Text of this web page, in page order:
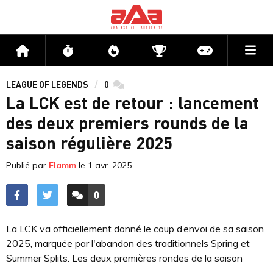
Accueil Flux Directs CompétitionsActu jeux
LEAGUE OF LEGENDS 0 commentaires
La LCK est de retour : lancement
des deux premiers rounds de la
saison régulière 2025
Publié par Flamm le 1 avr. 2025
ACCÉDER AUX
0
COMMENTAIRES
La LCK va officiellement donné le coup d’envoi de sa saison
2025, marquée par l'abandon des traditionnels Spring et
Summer Splits. Les deux premières rondes de la saison